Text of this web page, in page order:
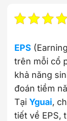
EPS
trên mỗi cổ
khả năng
đoán tiềm
Tại Yguai,
tiết về EPS,